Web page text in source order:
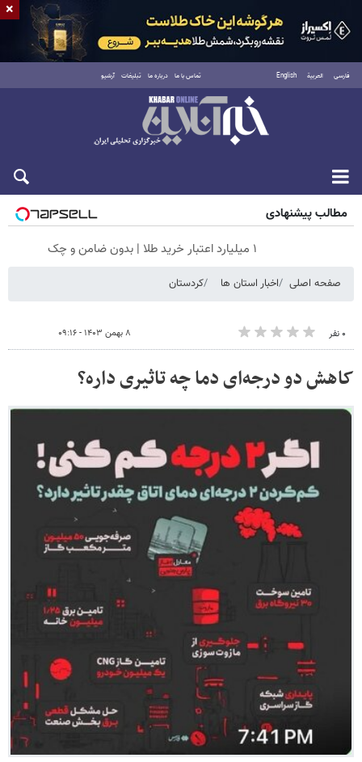
فارسی العربية English تماس با ما درباره ما تبلیغات آرشیو
شنبه ۱۷ مرداد ۱۴۰۵
مطالب پیشنهادی
۱ میلیارد اعتبار خرید طلا | بدون ضامن و چک
صفحه اصلی اخبار استان ها کردستان
۰ نفر ۸ بهمن ۱۴۰۳ - ۰۹:۱۶
کاهش دو درجه‌ای دما چه تاثیری داره؟
×